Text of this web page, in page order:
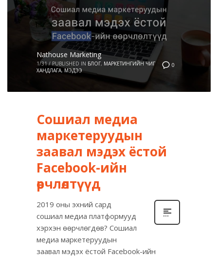
0
Nathouse Marketing
1/31 / PUBLISHED IN БЛОГ, МАРКЕТИНГИЙН ЧИГ
ХАНДЛАГА, МЭДЭЭ
Сошиал медиа
маркетеруудын
заавал мэдэх ёстой
Facebook-ийн
өөрчлөлтүүд
2019 оны эхний сард
сошиал медиа платформууд
хэрхэн өөрчлөгдөв? Сошиал
медиа маркетеруудын
заавал мэдэх ёстой Facebook-ийн